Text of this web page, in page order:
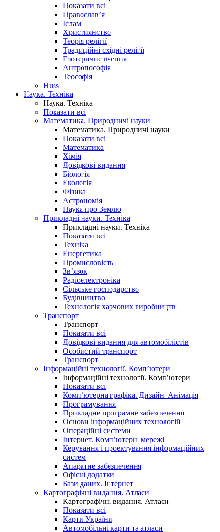
Показати всі
Православ’я
Іслам
Християнство
Теорія релігії
Традиційні східні релігії
Езотеричне вчення
Антропософія
Теософія
Huss
Наука. Техніка
Наука. Техніка
Показати всі
Математика. Природничі науки
Математика. Природничі науки
Показати всі
Математика
Хімія
Довідкові видання
Біологія
Екологія
Фізика
Астрономія
Наука про Землю
Прикладні науки. Техніка
Прикладні науки. Техніка
Показати всі
Техніка
Енергетика
Промисловість
Зв’язок
Радіоелектроніка
Сільське господарство
Будівництво
Технологія харчових виробництв
Транспорт
Транспорт
Показати всі
Довідкові видання для автомобілістів
Особистий транспорт
Транспорт
Інформаційні технології. Комп’ютери
Інформаційні технології. Комп’ютери
Показати всі
Комп’ютерна графіка. Дизайн. Анімація
Програмування
Прикладне програмне забезпечення
Основи інформаційних технологій
Операційні системи
Інтернет. Комп’ютерні мережі
Керування і проектування інформаційних
систем
Апаратне забезпечення
Офісні додатки
Бази даних. Інтернет
Картографічні видання. Атласи
Картографічні видання. Атласи
Показати всі
Карти України
Автомобільні карти та атласи